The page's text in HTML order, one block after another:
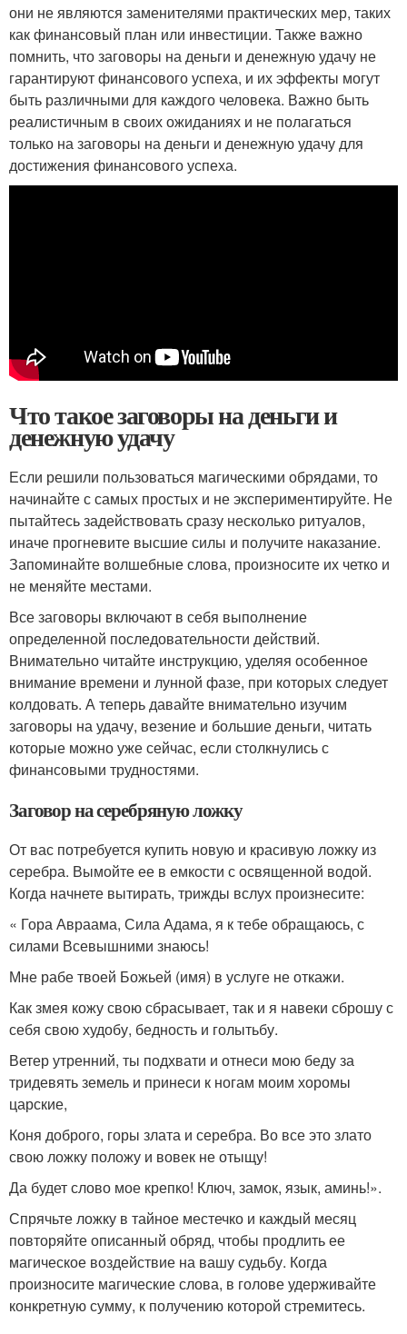
они не являются заменителями практических мер, таких
как финансовый план или инвестиции. Также важно
помнить, что заговоры на деньги и денежную удачу не
гарантируют финансового успеха, и их эффекты могут
быть различными для каждого человека. Важно быть
реалистичным в своих ожиданиях и не полагаться
только на заговоры на деньги и денежную удачу для
достижения финансового успеха.
Что такое заговоры на деньги и
денежную удачу
Если решили пользоваться магическими обрядами, то
начинайте с самых простых и не экспериментируйте. Не
пытайтесь задействовать сразу несколько ритуалов,
иначе прогневите высшие силы и получите наказание.
Запоминайте волшебные слова, произносите их четко и
не меняйте местами.
Все заговоры включают в себя выполнение
определенной последовательности действий.
Внимательно читайте инструкцию, уделяя особенное
внимание времени и лунной фазе, при которых следует
колдовать. А теперь давайте внимательно изучим
заговоры на удачу, везение и большие деньги, читать
которые можно уже сейчас, если столкнулись с
финансовыми трудностями.
Заговор на серебряную ложку
От вас потребуется купить новую и красивую ложку из
серебра. Вымойте ее в емкости с освященной водой.
Когда начнете вытирать, трижды вслух произнесите:
« Гора Авраама, Сила Адама, я к тебе обращаюсь, с
силами Всевышними знаюсь!
Мне рабе твоей Божьей (имя) в услуге не откажи.
Как змея кожу свою сбрасывает, так и я навеки сброшу с
себя свою худобу, бедность и голытьбу.
Ветер утренний, ты подхвати и отнеси мою беду за
тридевять земель и принеси к ногам моим хоромы
царские,
Коня доброго, горы злата и серебра. Во все это злато
свою ложку положу и вовек не отыщу!
Да будет слово мое крепко! Ключ, замок, язык, аминь!».
Спрячьте ложку в тайное местечко и каждый месяц
повторяйте описанный обряд, чтобы продлить ее
магическое воздействие на вашу судьбу. Когда
произносите магические слова, в голове удерживайте
конкретную сумму, к получению которой стремитесь.